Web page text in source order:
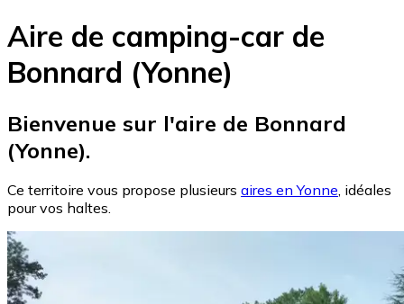
Aire de camping-car de
Bonnard (Yonne)
Bienvenue sur l'aire de Bonnard
(Yonne).
Ce territoire vous propose plusieurs aires en Yonne, idéales
pour vos haltes.